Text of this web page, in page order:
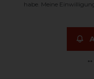
habe. Meine